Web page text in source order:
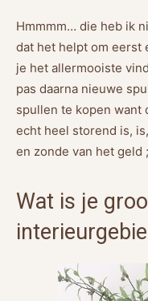
Hmmmm… die heb ik
dat het helpt om eerst
je het allermooiste
pas daarna nieuwe
spullen te kopen want
echt heel storend is,
en zonde van het geld
Wat is je